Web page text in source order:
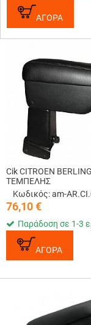
ΑΓΟΡΑ
Cik CITROEN
ΤΕΜΠΕΛΗΣ
Κωδικός: am-
76,10€
Παράδοση σε 1-3
ΑΓΟΡΑ